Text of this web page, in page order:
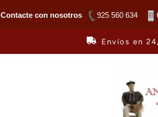
Contacte con nosotros 925 560 634
Envíos en